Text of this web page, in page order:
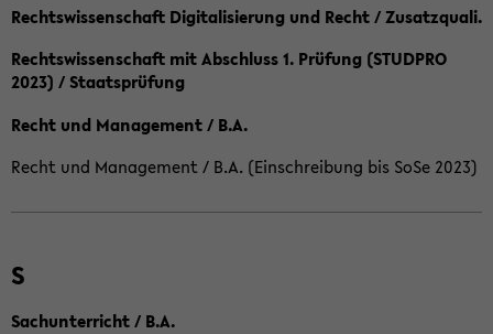
Rechtswissenschaft Digitalisierung und Recht / Zusatzquali.
Rechtswissenschaft mit Abschluss 1. Prüfung (STUDPRO
2023) / Staatsprüfung
Recht und Management / B.A.
Recht und Management / B.A. (Einschreibung bis SoSe 2023)
S
Sachunterricht / B.A.